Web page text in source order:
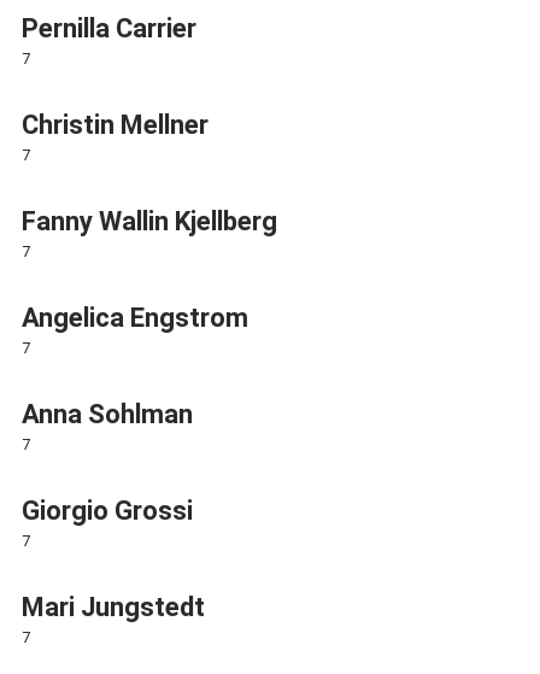
Pernilla Carrier
7
Christin Mellner
7
Fanny Wallin Kjellberg
7
Angelica Engstrom
7
Anna Sohlman
7
Giorgio Grossi
7
Mari Jungstedt
7